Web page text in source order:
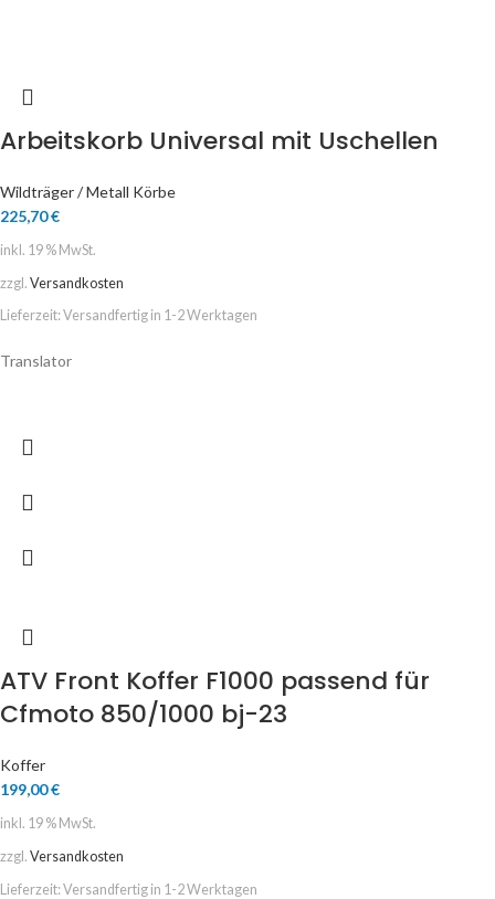
Arbeitskorb Universal mit Uschellen
Wildträger / Metall Körbe
225,70€
inkl. 19 % MwSt.
zzgl. Versandkosten
Lieferzeit: Versandfertig in 1-2 Werktagen
Translator
ATV Front Koffer F1000 passend für
Cfmoto 850/1000 bj-23
Koffer
199,00€
inkl. 19 % MwSt.
zzgl. Versandkosten
Lieferzeit: Versandfertig in 1-2 Werktagen